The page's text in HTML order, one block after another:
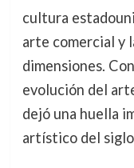
cultura
arte comercial y
dimensiones.
evolución del
dejó una huella
artístico del